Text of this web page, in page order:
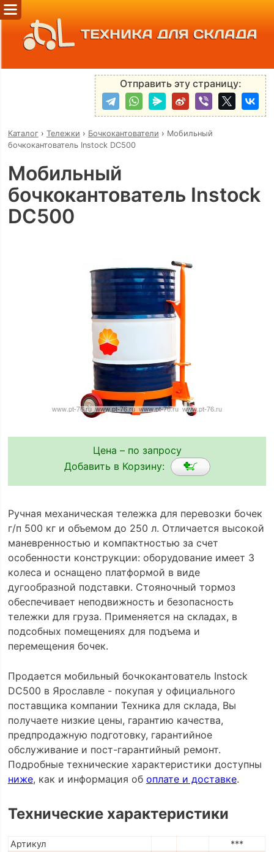
ТЕХНИКА ДЛЯ СКЛАДА
Отправить эту страницу:
Каталог› Тележки › Бочкокантователи › Мобильный
бочкокантователь Instock DC500
Мобильный
бочкокантователь Instock
DC500
Цена – по запросу
Добавить в Корзину:
Ручная механическая тележка для перевозки бочек
г/п 500 кг и объемом до 250 л. Отличается высокой
маневренностью и компактностью за счет
особенности конструкции: оборудование имеет 3
колеса и оснащено платформой в виде
дугообразной подставки. Стояночный тормоз
обеспечивает неподвижность и безопасность
тележки для груза. Применяется на складах, в
подсобных помещениях для подъема и
перемещения бочек.
Продается мобильный бочкокантователь Instock
DC500 в Ярославле - покупая у официального
поставщика компании Техника для склада, Вы
получаете низкие цены, гарантию качества,
предпродажную подготовку, гарантийное
обслуживание и пост-гарантийный ремонт.
Подробные технические характеристики доступны
ниже, как и информация об оплате и доставке.
Технические характеристики
Артикул
***